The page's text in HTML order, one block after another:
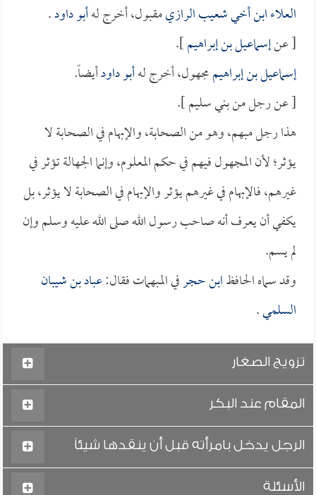
العلاء ابن أخي شعيب الرازيمقبول، أخرج لهأبو داود.
[ عنإسماعيل بن إبراهيم].
إسماعيل بن إبراهيممجهول، أخرج لهأبو داودأيضاً.
[ عن رجل من بني سليم ].
هذا رجل مبهم، وهو من الصحابة، والإبهام في الصحابة لا
يؤثر؛ لأن المجهول فيهم في حكم المعلوم، وإنما الجهالة تؤثر في
غيرهم، فالإبهام في غيرهم يؤثر والإبهام في الصحابة لا يؤثر، بل
يكفي أن يعرف أنه صاحب رسول الله صلى الله عليه وسلم وإن
لم يسم.
وقد سماه الحافظابن حجرفي المبهمات فقال:عباد بن شيبان
السلمي.
تزويج الصغار
المقام عند البكر
الرجل يدخل بامرأته قبل أن ينقدها شيئاً
الأسئلة